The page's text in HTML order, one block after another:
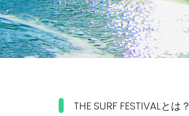
THE SURF FESTIVALとは？